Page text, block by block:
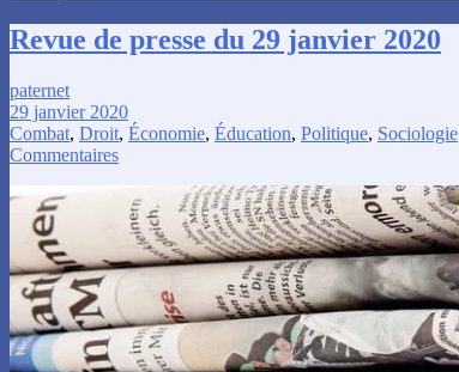
Revue de presse du 29 janvier 2020
paternet
29 janvier 2020
Combat, Droit, Économie, Éducation, Politique, Sociologie
Commentaires